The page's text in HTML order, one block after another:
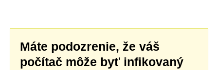
Máte podozrenie, že váš
počítač môže byť infikovaný